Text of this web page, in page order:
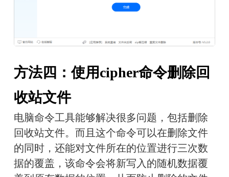
方法四：使用cipher命令删除回
收站文件
电脑命令工具能够解决很多问题，包括删除
回收站文件。而且这个命令可以在删除文件
的同时，还能对文件所在的位置进行三次数
据的覆盖，该命令会将新写入的随机数据覆